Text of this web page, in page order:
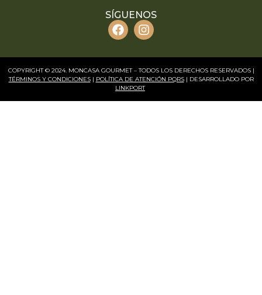
SÍGUENOS
COPYRIGHT © 2024. MONCASA GOURMET – TODOS LOS DERECHOS RESERVADOS |
TÉRMINOS Y CONDICIONES| POLÍTICA DE ATENCIÓN PQRS| DESARROLLADO POR
LINKPORT